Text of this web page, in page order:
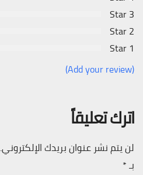
3 Star
2 Star
1 Star
(Add your review)
اترك تعليقاً
لن يتم نشر عنوان بريدك الإلكتروني.
بـ*